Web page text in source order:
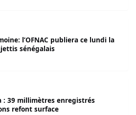
l’OFNAC publiera ce lundi la
sénégalais
: 39 millimètres enregistrés
refont surface